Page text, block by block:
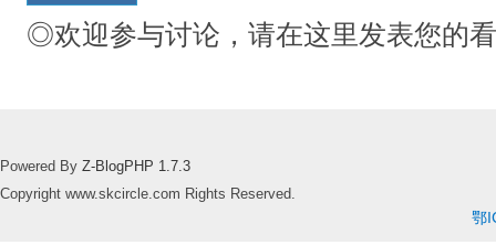
◎欢迎参与讨论，请在这里发表您的
Powered By Z-BlogPHP 1.7.3
Copyright www.skcircle.com Rights Reserved.
鄂